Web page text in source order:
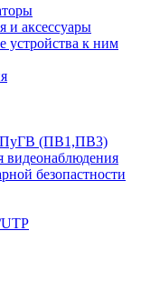
и аксессуары
устройства к ним
ПуГВ (ПВ1,ПВ3)
видеонаблюдения
безопастности